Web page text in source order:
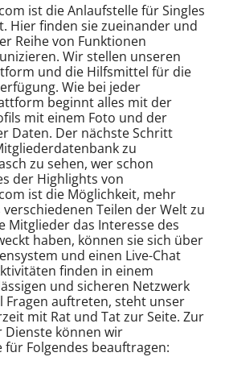
ist die Anlaufstelle für Singles
Hier finden sie zueinander und
Reihe von Funktionen
Wir stellen unseren
und die Hilfsmittel für die
Wie bei jeder
beginnt alles mit der
mit einem Foto und der
Daten. Der nächste Schritt
zu
zu sehen, wer schon
der Highlights von
ist die Möglichkeit, mehr
Teilen der Welt zu
Mitglieder das Interesse des
haben, können sie sich über
und einen Live-Chat
finden in einem
und sicheren Netzwerk
Fragen auftreten, steht unser
mit Rat und Tat zur Seite. Zur
können wir
Folgendes beauftragen: